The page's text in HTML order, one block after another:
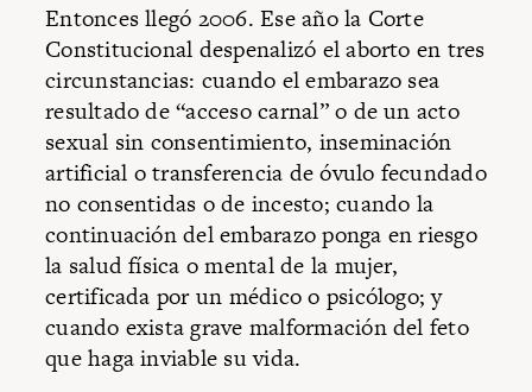
Entonces llegó 2006. Ese año la Corte
Constitucional despenalizó el aborto en tres
circunstancias: cuando el embarazo sea
resultado de “acceso carnal” o de un acto
sexual sin consentimiento, inseminación
artificial o transferencia de óvulo fecundado
no consentidas o de incesto; cuando la
continuación del embarazo ponga en riesgo
la salud física o mental de la mujer,
certificada por un médico o psicólogo; y
cuando exista grave malformación del feto
que haga inviable su vida.